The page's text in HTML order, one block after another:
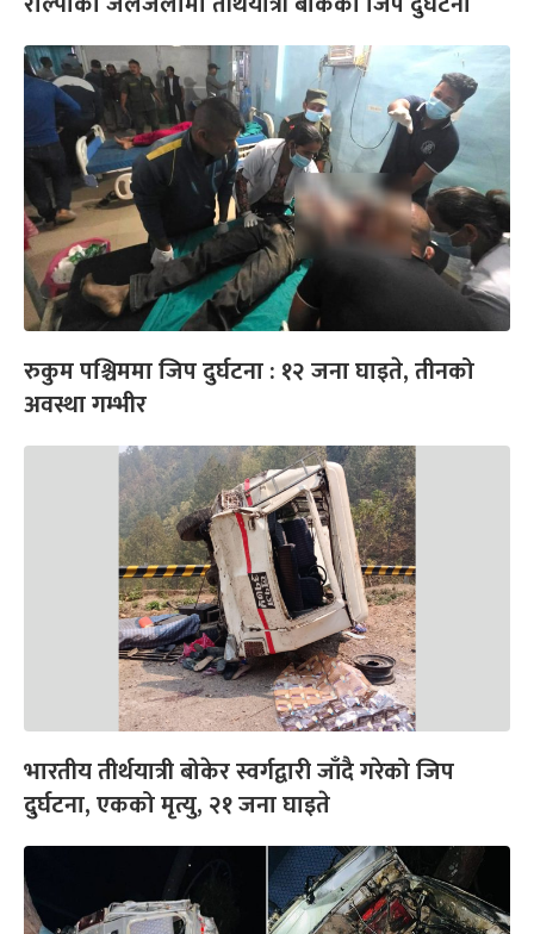
रुकुम पश्चिममा जिप दुर्घटना : १२ जना घाइते, तीनको
अवस्था गम्भीर
भारतीय तीर्थयात्री बोकेर स्वर्गद्वारी जाँदै गरेको जिप
दुर्घटना, एकको मृत्यु, २१ जना घाइते